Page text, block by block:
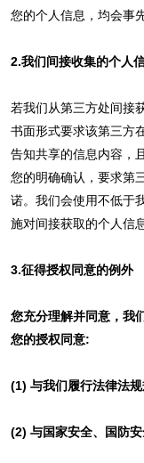
您的个人信息，均会事
2.我们间接收集的个人
若我们从第三方处间接
书面形式要求该第三方
告知共享的信息内容，
您的明确确认，要求第
诺。我们会使用不低于
施对间接获取的个人信
3.征得授权同意的例外
您充分理解并同意，我
您的授权同意:
(1) 与我们履行法律法
(2) 与国家安全、国防安